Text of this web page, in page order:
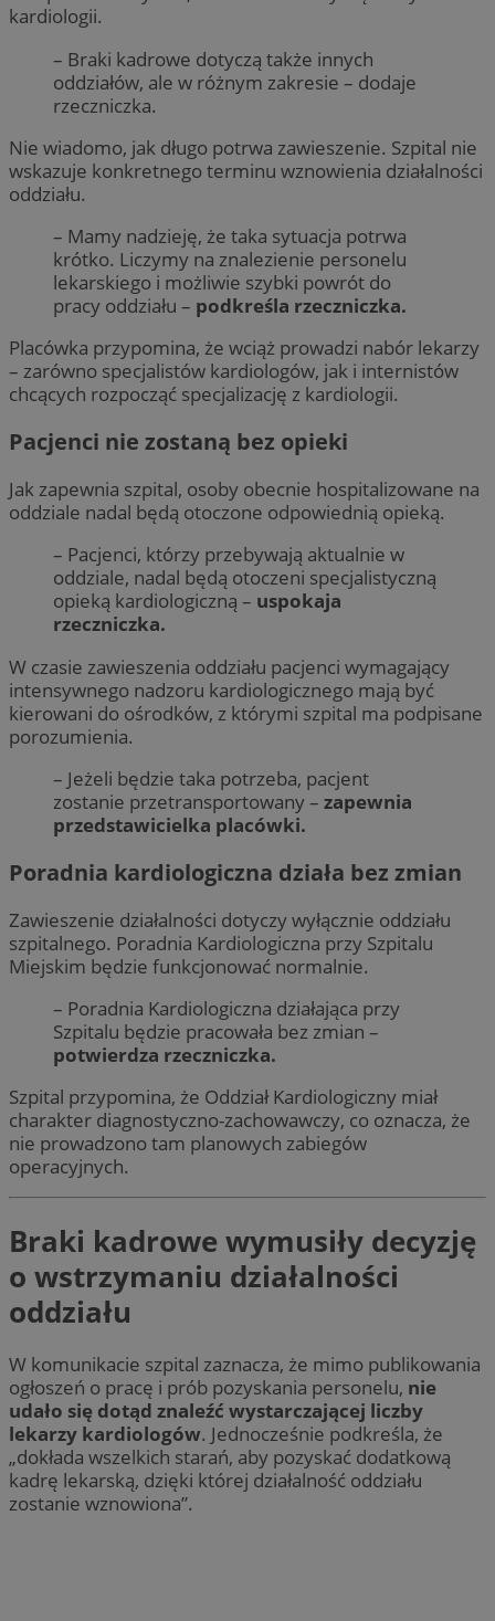
kardiologii.
– Braki kadrowe dotyczą także innych
oddziałów, ale w różnym zakresie – dodaje
rzeczniczka.
Nie wiadomo, jak długo potrwa zawieszenie. Szpital nie
wskazuje konkretnego terminu wznowienia działalności
oddziału.
– Mamy nadzieję, że taka sytuacja potrwa
krótko. Liczymy na znalezienie personelu
lekarskiego i możliwie szybki powrót do
pracy oddziału – podkreśla rzeczniczka.
Placówka przypomina, że wciąż prowadzi nabór lekarzy
– zarówno specjalistów kardiologów, jak i internistów
chcących rozpocząć specjalizację z kardiologii.
Pacjenci nie zostaną bez opieki
Jak zapewnia szpital, osoby obecnie hospitalizowane na
oddziale nadal będą otoczone odpowiednią opieką.
– Pacjenci, którzy przebywają aktualnie w
oddziale, nadal będą otoczeni specjalistyczną
opieką kardiologiczną – uspokaja
rzeczniczka.
W czasie zawieszenia oddziału pacjenci wymagający
intensywnego nadzoru kardiologicznego mają być
kierowani do ośrodków, z którymi szpital ma podpisane
porozumienia.
– Jeżeli będzie taka potrzeba, pacjent
zostanie przetransportowany – zapewnia
przedstawicielka placówki.
Poradnia kardiologiczna działa bez zmian
Zawieszenie działalności dotyczy wyłącznie oddziału
szpitalnego. Poradnia Kardiologiczna przy Szpitalu
Miejskim będzie funkcjonować normalnie.
– Poradnia Kardiologiczna działająca przy
Szpitalu będzie pracowała bez zmian –
potwierdza rzeczniczka.
Szpital przypomina, że Oddział Kardiologiczny miał
charakter diagnostyczno-zachowawczy, co oznacza, że
nie prowadzono tam planowych zabiegów
operacyjnych.
Braki kadrowe wymusiły decyzję
o wstrzymaniu działalności
oddziału
W komunikacie szpital zaznacza, że mimo publikowania
ogłoszeń o pracę i prób pozyskania personelu, nie
udało się dotąd znaleźć wystarczającej liczby
lekarzy kardiologów. Jednocześnie podkreśla, że
„dokłada wszelkich starań, aby pozyskać dodatkową
kadrę lekarską, dzięki której działalność oddziału
zostanie wznowiona”.